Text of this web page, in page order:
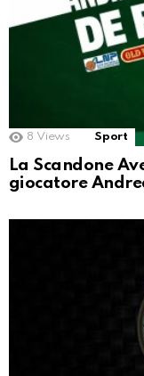
8 Views Sport
La Scandone
giocatore